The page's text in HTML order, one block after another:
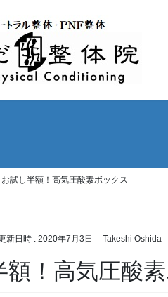
お試し半額！高気圧酸素ボックス
新日時 : 2020年7月3日 Takeshi Oshida
額！高気圧酸